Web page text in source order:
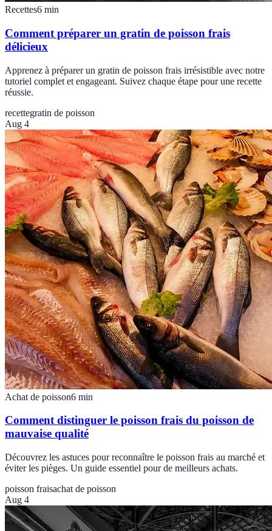
Recettes6 min
Comment préparer un gratin de poisson frais
délicieux
Apprenez à préparer un gratin de poisson frais irrésistible avec notre
tutoriel complet et engageant. Suivez chaque étape pour une recette
réussie.
recettegratin de poisson
Aug 4
Achat de poisson6 min
Comment distinguer le poisson frais du poisson de
mauvaise qualité
Découvrez les astuces pour reconnaître le poisson frais au marché et
éviter les pièges. Un guide essentiel pour de meilleurs achats.
poisson fraisachat de poisson
Aug 4